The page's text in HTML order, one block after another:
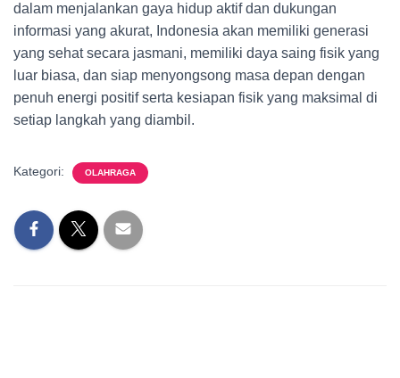
dalam menjalankan gaya hidup aktif dan dukungan
informasi yang akurat, Indonesia akan memiliki generasi
yang sehat secara jasmani, memiliki daya saing fisik yang
luar biasa, dan siap menyongsong masa depan dengan
penuh energi positif serta kesiapan fisik yang maksimal di
setiap langkah yang diambil.
Kategori: OLAHRAGA